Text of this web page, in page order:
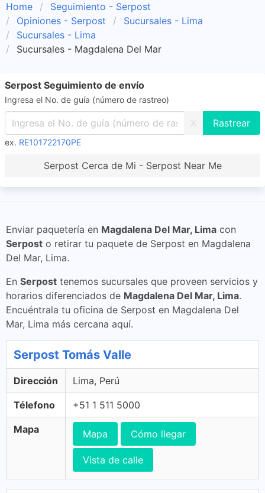
Home
Seguimiento - Serpost
Opiniones - Serpost
Sucursales - Lima
Sucursales - Lima
Sucursales - Magdalena Del Mar
Serpost Seguimiento de envío
Ingresa el No. de guía (número de rastreo)
X
ex. RE101722170PE
Serpost Cerca de Mi - Serpost Near Me
Enviar paquetería en Magdalena Del Mar, Lima con
Serpost o retirar tu paquete de Serpost en Magdalena
Del Mar, Lima.
En Serpost tenemos sucursales que proveen servicios y
horarios diferenciados de Magdalena Del Mar, Lima.
Encuéntrala tu oficina de Serpost en Magdalena Del
Mar, Lima más cercana aquí.
Serpost Tomás Valle
Dirección Lima, Perú
Télefono +51 1 511 5000
Mapa Mapa Cómo llegar
Vista de calle